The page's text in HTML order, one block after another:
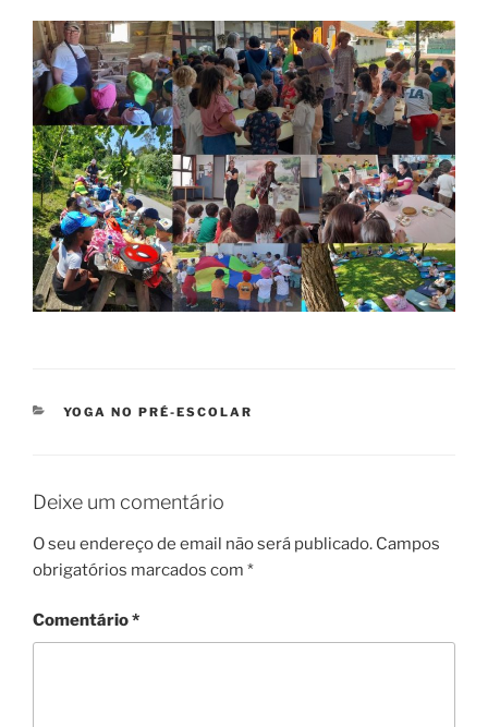
CATEGORIAS
YOGA NO PRÉ-ESCOLAR
Deixe um comentário
O seu endereço de email não será publicado. Campos
obrigatórios marcados com *
Comentário*